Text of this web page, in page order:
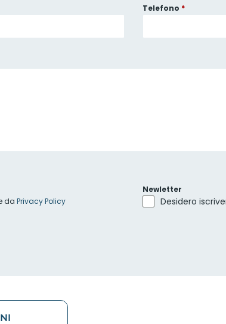
Telefono *
da Privacy Policy
Newletter
Desidero